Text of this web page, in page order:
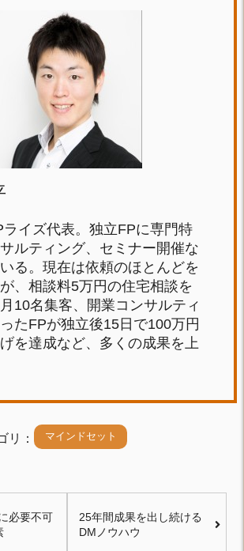
イズ代表。独立FPに専門特
ルティング、セミナー開催な
る。現在は依頼のほとんどを
、相談料5万円の住宅相談を
10名集客、開業コンサルティ
たFPが独立後15日で100万円
を達成など、多くの成果を上
リ： マインドセット
必要不可
25年間成果を出し続ける
DMノウハウ